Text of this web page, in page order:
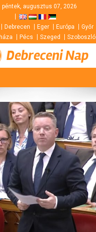
péntek, augusztus 07, 2026
Debrecen Eger Európa Győr
Pécs Szeged Szoboszló
Debreceni Nap